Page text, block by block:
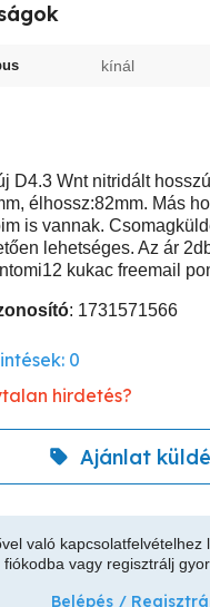
kínál
D4.3 Wnt nitridált
élhossz:82mm. Más
is vannak.
lehetséges. Az ár
kukac freemail
: 1731571566
0
hirdetés?
Ajánlat
való kapcsolatfelvételhez
fiókodba vagy regisztrálj
Belépés /